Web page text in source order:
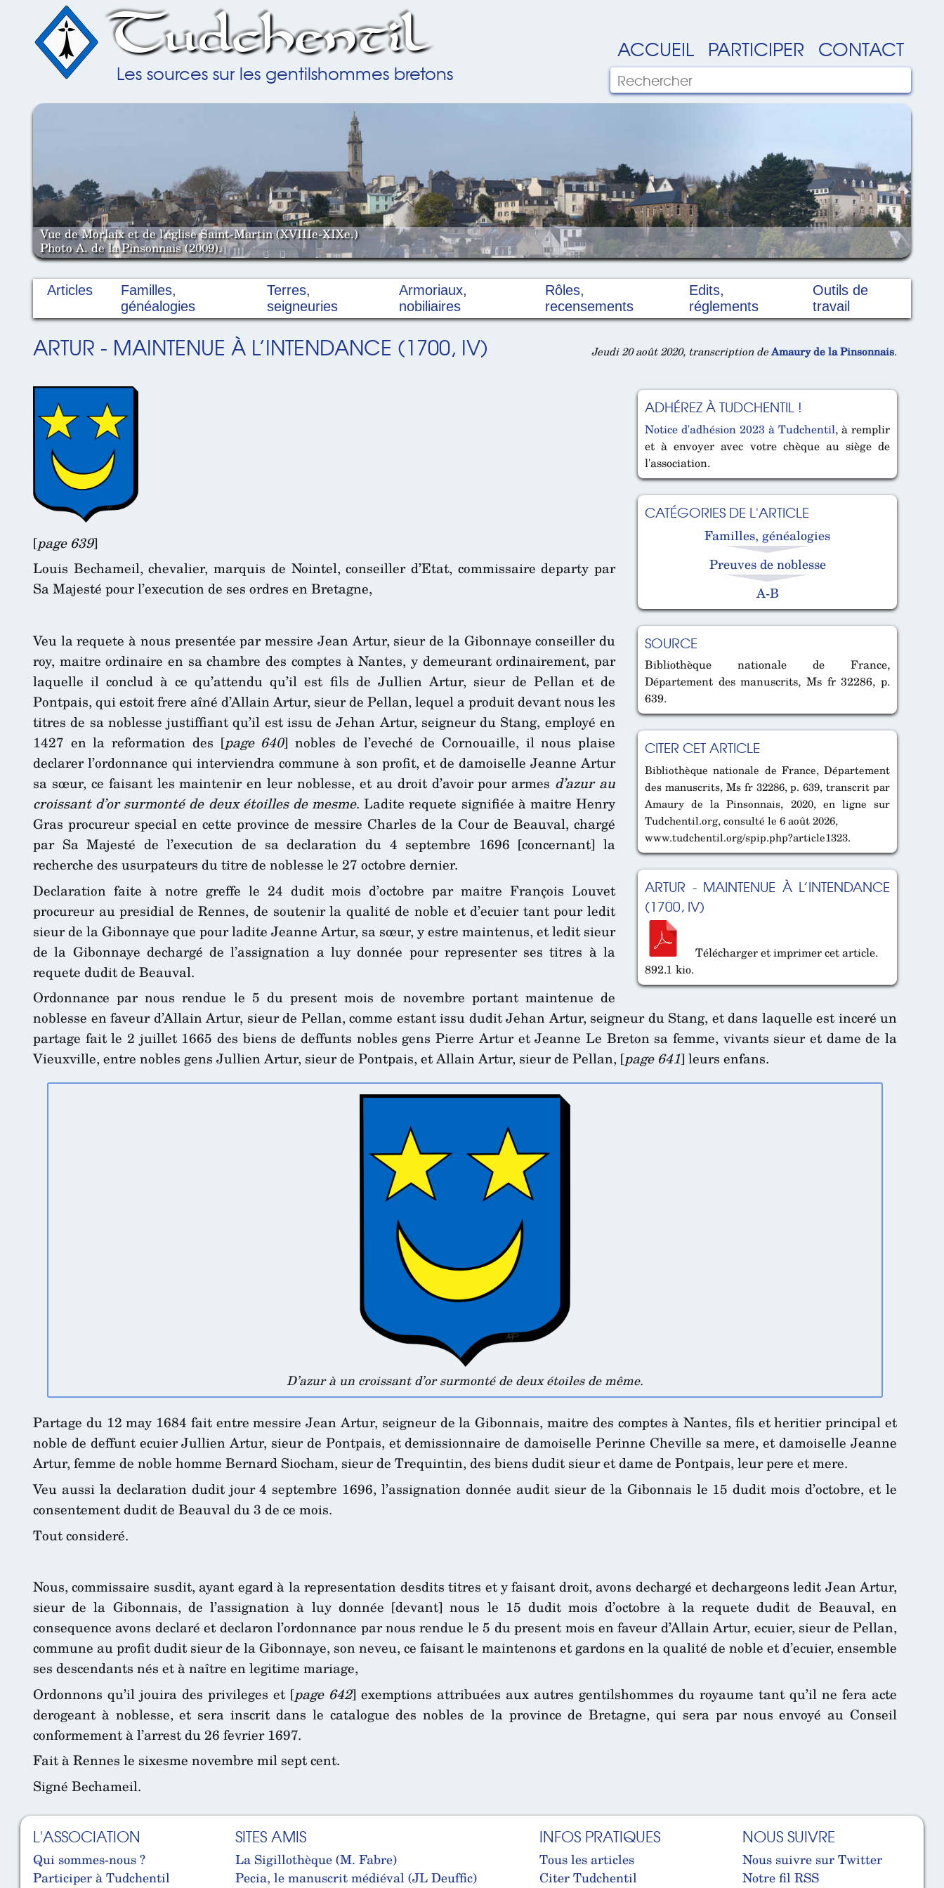
Tudchentil
Les sources sur les gentilshommes bretons
ACCUEIL PARTICIPER CONTACT
Vue de Morlaix et de l'église Saint-Martin (XVIIIe-XIXe.)
Photo A. de la Pinsonnais (2009).
Articles
Familles,
généalogies
Terres,
seigneuries
Armoriaux,
nobiliaires
Rôles,
recensements
Edits,
réglements
Outils de
travail
ARTUR - MAINTENUE À L’INTENDANCE (1700, IV) Jeudi 20 août 2020, transcription deAmaury de la Pinsonnais.
ADHÉREZ À TUDCHENTIL !
Notice d'adhésion 2023 à Tudchentil, à remplir
et à envoyer avec votre chèque au siège de
l'association.
CATÉGORIES DE L'ARTICLE
Familles, généalogies
Preuves de noblesse
A-B
SOURCE
Bibliothèque nationale de France,
Département des manuscrits, Ms fr 32286, p.
639.
CITER CET ARTICLE
Bibliothèque nationale de France, Département
des manuscrits, Ms fr 32286, p. 639, transcrit par
Amaury de la Pinsonnais, 2020, en ligne sur
Tudchentil.org, consulté le 6 août 2026,
www.tudchentil.org/spip.php?article1323.
ARTUR - MAINTENUE À L’INTENDANCE
(1700, IV)
Télécharger et imprimer cet article.
892.1 kio.
[page 639]
Louis Bechameil, chevalier, marquis de Nointel, conseiller d’Etat, commissaire departy par
Sa Majesté pour l’execution de ses ordres en Bretagne,
Veu la requete à nous presentée par messire Jean Artur, sieur de la Gibonnaye conseiller du
roy, maitre ordinaire en sa chambre des comptes à Nantes, y demeurant ordinairement, par
laquelle il conclud à ce qu’attendu qu’il est fils de Jullien Artur, sieur de Pellan et de
Pontpais, qui estoit frere aîné d’Allain Artur, sieur de Pellan, lequel a produit devant nous les
titres de sa noblesse justiffiant qu’il est issu de Jehan Artur, seigneur du Stang, employé en
1427 en la reformation des [page 640] nobles de l’eveché de Cornouaille, il nous plaise
declarer l’ordonnance qui interviendra commune à son profit, et de damoiselle Jeanne Artur
sa sœur, ce faisant les maintenir en leur noblesse, et au droit d’avoir pour armes d’azur au
croissant d’or surmonté de deux étoilles de mesme. Ladite requete signifiée à maitre Henry
Gras procureur special en cette province de messire Charles de la Cour de Beauval, chargé
par Sa Majesté de l’execution de sa declaration du 4 septembre 1696 [concernant] la
recherche des usurpateurs du titre de noblesse le 27 octobre dernier.
Declaration faite à notre greffe le 24 dudit mois d’octobre par maitre François Louvet
procureur au presidial de Rennes, de soutenir la qualité de noble et d’ecuier tant pour ledit
sieur de la Gibonnaye que pour ladite Jeanne Artur, sa sœur, y estre maintenus, et ledit sieur
de la Gibonnaye dechargé de l’assignation a luy donnée pour representer ses titres à la
requete dudit de Beauval.
Ordonnance par nous rendue le 5 du present mois de novembre portant maintenue de
noblesse en faveur d’Allain Artur, sieur de Pellan, comme estant issu dudit Jehan Artur, seigneur du Stang, et dans laquelle est inceré un
partage fait le 2 juillet 1665 des biens de deffunts nobles gens Pierre Artur et Jeanne Le Breton sa femme, vivants sieur et dame de la
Vieuxville, entre nobles gens Jullien Artur, sieur de Pontpais, et Allain Artur, sieur de Pellan, [page 641] leurs enfans.
D’azur à un croissant d’or surmonté de deux étoiles de même.
Partage du 12 may 1684 fait entre messire Jean Artur, seigneur de la Gibonnais, maitre des comptes à Nantes, fils et heritier principal et
noble de deffunt ecuier Jullien Artur, sieur de Pontpais, et demissionnaire de damoiselle Perinne Cheville sa mere, et damoiselle Jeanne
Artur, femme de noble homme Bernard Siocham, sieur de Trequintin, des biens dudit sieur et dame de Pontpais, leur pere et mere.
Veu aussi la declaration dudit jour 4 septembre 1696, l’assignation donnée audit sieur de la Gibonnais le 15 dudit mois d’octobre, et le
consentement dudit de Beauval du 3 de ce mois.
Tout consideré.
Nous, commissaire susdit, ayant egard à la representation desdits titres et y faisant droit, avons dechargé et dechargeons ledit Jean Artur,
sieur de la Gibonnais, de l’assignation à luy donnée [devant] nous le 15 dudit mois d’octobre à la requete dudit de Beauval, en
consequence avons declaré et declaron l’ordonnance par nous rendue le 5 du present mois en faveur d’Allain Artur, ecuier, sieur de Pellan,
commune au profit dudit sieur de la Gibonnaye, son neveu, ce faisant le maintenons et gardons en la qualité de noble et d’ecuier, ensemble
ses descendants nés et à naître en legitime mariage,
Ordonnons qu’il jouira des privileges et [page 642] exemptions attribuées aux autres gentilshommes du royaume tant qu’il ne fera acte
derogeant à noblesse, et sera inscrit dans le catalogue des nobles de la province de Bretagne, qui sera par nous envoyé au Conseil
conformement à l’arrest du 26 fevrier 1697.
Fait à Rennes le sixesme novembre mil sept cent.
Signé Bechameil.
L'ASSOCIATION
Qui sommes-nous ?
Participer à Tudchentil
SITES AMIS
La Sigillothèque (M. Fabre)
Pecia, le manuscrit médiéval (JL Deuffic)
INFOS PRATIQUES
Tous les articles
Citer Tudchentil
NOUS SUIVRE
Nous suivre sur Twitter
Notre fil RSS